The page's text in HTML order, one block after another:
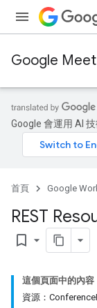
Google Meet
Google 會運用 AI
首頁 Google
REST
bookmark_border
這個頁面中的內容
資源：